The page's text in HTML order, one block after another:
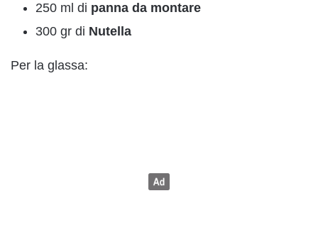
250 ml di panna da montare
300 gr di Nutella
Per la glassa: